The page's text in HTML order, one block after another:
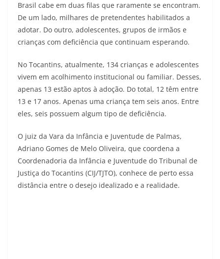
Brasil cabe em duas filas que raramente se encontram.
De um lado, milhares de pretendentes habilitados a
adotar. Do outro, adolescentes, grupos de irmãos e
crianças com deficiência que continuam esperando.
No Tocantins, atualmente, 134 crianças e adolescentes
vivem em acolhimento institucional ou familiar. Desses,
apenas 13 estão aptos à adoção. Do total, 12 têm entre
13 e 17 anos. Apenas uma criança tem seis anos. Entre
eles, seis possuem algum tipo de deficiência.
O juiz da Vara da Infância e Juventude de Palmas,
Adriano Gomes de Melo Oliveira, que coordena a
Coordenadoria da Infância e Juventude do Tribunal de
Justiça do Tocantins (CIJ/TJTO), conhece de perto essa
distância entre o desejo idealizado e a realidade.